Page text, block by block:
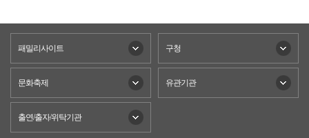
패밀리사이트 구청
문화축제 유관기관
출연/출자/위탁기관